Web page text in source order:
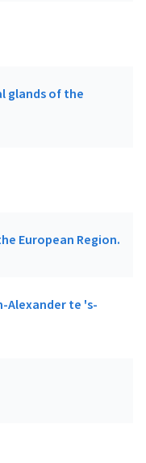
glands of the
European Region.
Alexander te 's-